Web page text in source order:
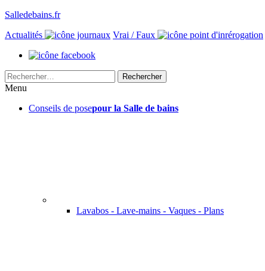
Salledebains.fr
Actualités
Vrai / Faux
Rechercher :
Menu
Conseils de posepour la Salle de bains
Lavabos - Lave-mains - Vaques - Plans